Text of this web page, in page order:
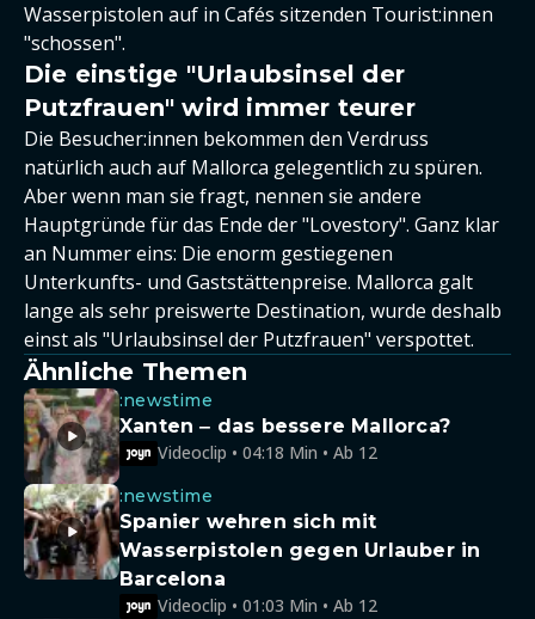
Wasserpistolen auf in Cafés sitzenden Tourist:innen
"schossen".
Die einstige "Urlaubsinsel der
Putzfrauen" wird immer teurer
Die Besucher:innen bekommen den Verdruss
natürlich auch auf Mallorca gelegentlich zu spüren.
Aber wenn man sie fragt, nennen sie andere
Hauptgründe für das Ende der "Lovestory". Ganz klar
an Nummer eins: Die enorm gestiegenen
Unterkunfts- und Gaststättenpreise. Mallorca galt
lange als sehr preiswerte Destination, wurde deshalb
einst als "Urlaubsinsel der Putzfrauen" verspottet.
Ähnliche Themen
:newstime
Xanten ‒ das bessere Mallorca?
Videoclip • 04:18 Min • Ab 12
:newstime
Spanier wehren sich mit
Wasserpistolen gegen Urlauber in
Barcelona
Videoclip • 01:03 Min • Ab 12